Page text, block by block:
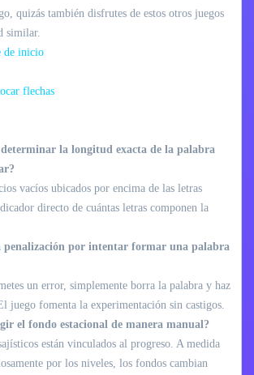
quizás también disfrutes de estos otros juegos
similar.
de inicio
flechas
la longitud exacta de la palabra
vacíos ubicados por encima de las letras
directo de cuántas letras componen la
penalización por intentar formar una palabra
un error, simplemente borra la palabra y haz
juego fomenta la experimentación sin castigos.
el fondo estacional de manera manual?
están vinculados al progreso. A medida
por los niveles, los fondos cambian